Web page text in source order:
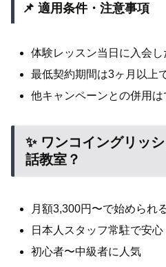
📌 適用条件・注意事項
体験レッスン当日に入会
最低契約期間は3ヶ月以上
他キャンペーンとの併用は
✨ ワンコイングリッ
話教室？
月額3,300円〜で始められ
日本人スタッフ常駐で安心
初心者〜中級者に人気